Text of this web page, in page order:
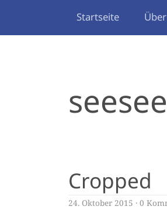
Startseite Über
Cropped
24. Oktober 2015 0